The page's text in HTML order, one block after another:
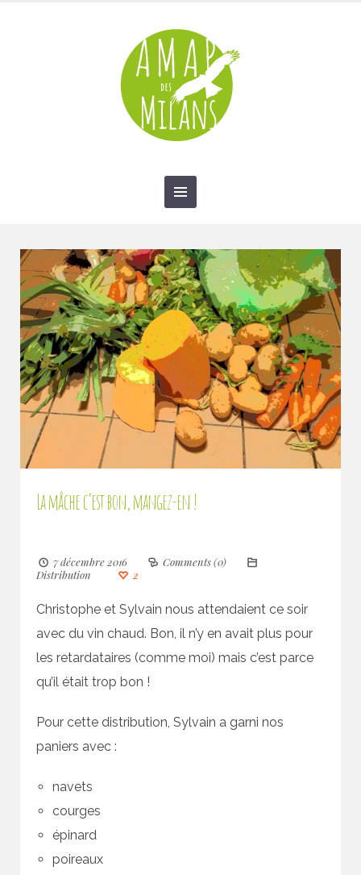
contact@amap-des-milans.fr
La mâche c’est bon, mangez-en !
7 décembre 2016
Comments (0)
Distribution
2
Christophe et Sylvain nous attendaient ce soir
avec du vin chaud. Bon, il n’y en avait plus pour
les retardataires (comme moi) mais c’est parce
qu’il était trop bon !
Pour cette distribution, Sylvain a garni nos
paniers avec :
navets
courges
épinard
poireaux